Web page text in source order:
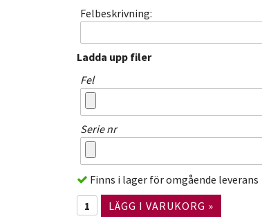
Felbeskrivning:
Ladda upp filer
Fel
Serie nr
Finns i lager för omgående leverans
LÄGG I VARUKORG »